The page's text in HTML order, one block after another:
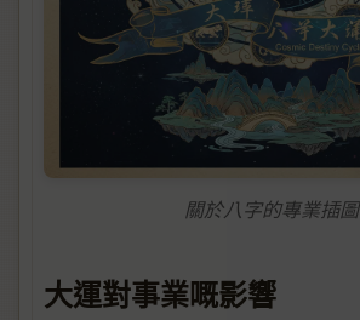
關於八字的專業插圖
大運對事業嘅影響